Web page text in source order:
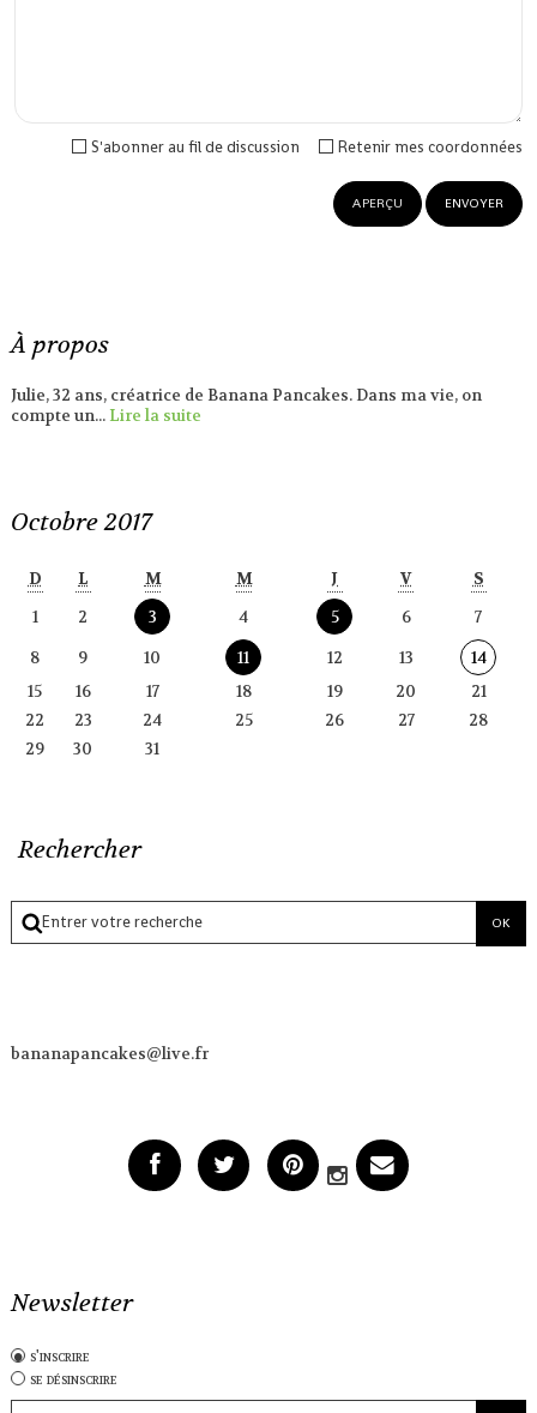
À propos
Julie, 32 ans, créatrice de Banana Pancakes. Dans ma vie, on
compte un...Lire la suite
Octobre 2017
D L M M J V
S
1
2 3 4 5 6
7
8
9 10 11 12 13
14
15
16 17 18 19 20
21
22
23 24 25 26 27
28
29
30 31
Rechercher
bananapancakes@live.fr
Newsletter
s'inscrire
se désinscrire
Retenir mes coordonnées
S'abonner au fil de discussion